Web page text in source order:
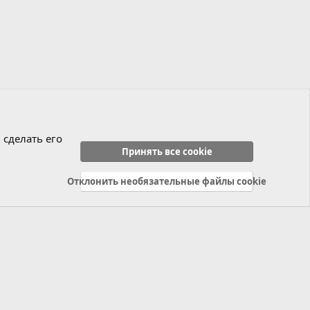
Политика конфиденциальности Справка Главная
R
его
Принять все cookie
Отклонить необязательные файлы cookie